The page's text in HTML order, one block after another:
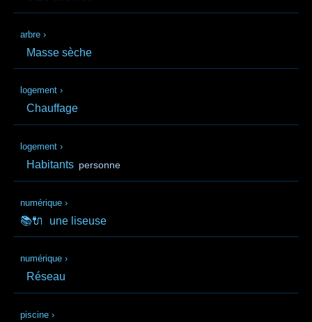
arbre ›
Masse sèche
logement ›
Chauffage
logement ›
Habitants personne
numérique ›
📚🔌 une liseuse
numérique ›
Réseau
piscine ›